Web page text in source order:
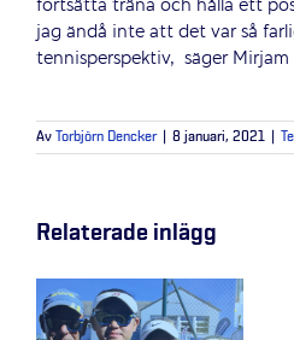
fortsätta träna och hålla ett
jag ändå inte att det var så
tennisperspektiv, säger
Av Torbjörn Dencker 8 januari, 2021
Relaterade inlägg